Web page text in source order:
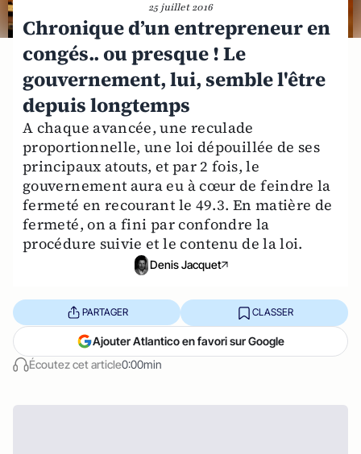
25 juillet 2016
Chronique d’un entrepreneur en
congés.. ou presque ! Le
gouvernement, lui, semble l'être
depuis longtemps
A chaque avancée, une reculade
proportionnelle, une loi dépouillée de ses
principaux atouts, et par 2 fois, le
gouvernement aura eu à cœur de feindre la
fermeté en recourant le 49.3. En matière de
fermeté, on a fini par confondre la
procédure suivie et le contenu de la loi.
Denis Jacquet
Écoutez cet article0:00min
PARTAGER CLASSER
Ajouter Atlantico en favori sur Google